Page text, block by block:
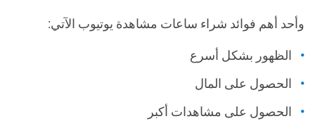
وأحد أهم فوائد شراء ساعات مشاهدة يوتيوب الآتي:
الظهور بشكل أسرع
الحصول على المال
الحصول على مشاهدات أكبر